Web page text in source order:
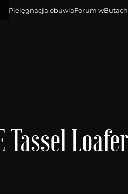
Pielęgnacja obuwiaForum wButach
Tassel